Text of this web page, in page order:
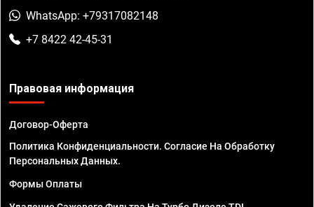
WhatsApp: +79317082148
+7 8422 42-45-31
Правовая информация
Договор-Оферта
Политика Конфиденциальности. Согласие На Обработку
Персональных Данных.
Формы Оплаты